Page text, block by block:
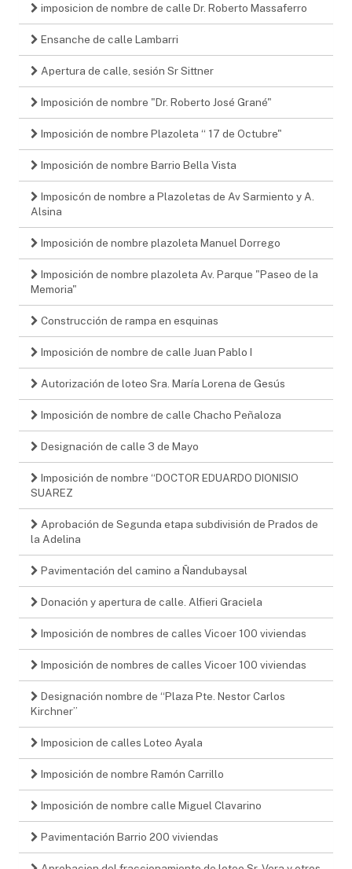
imposicion de nombre de calle Dr. Roberto Massaferro
Ensanche de calle Lambarri
Apertura de calle, sesión Sr Sittner
Imposición de nombre "Dr. Roberto José Grané"
Imposición de nombre Plazoleta “ 17 de Octubre"
Imposición de nombre Barrio Bella Vista
Imposicón de nombre a Plazoletas de Av Sarmiento y A.
Alsina
Imposición de nombre plazoleta Manuel Dorrego
Imposición de nombre plazoleta Av. Parque "Paseo de la
Memoria"
Construcción de rampa en esquinas
Imposición de nombre de calle Juan Pablo I
Autorización de loteo Sra. María Lorena de Gesús
Imposición de nombre de calle Chacho Peñaloza
Designación de calle 3 de Mayo
Imposición de nombre “DOCTOR EDUARDO DIONISIO
SUAREZ
Aprobación de Segunda etapa subdivisión de Prados de
la Adelina
Pavimentación del camino a Ñandubaysal
Donación y apertura de calle. Alfieri Graciela
Imposición de nombres de calles Vicoer 100 viviendas
Imposición de nombres de calles Vicoer 100 viviendas
Designación nombre de “Plaza Pte. Nestor Carlos
Kirchner”
Imposicion de calles Loteo Ayala
Imposición de nombre Ramón Carrillo
Imposición de nombre calle Miguel Clavarino
Pavimentación Barrio 200 viviendas